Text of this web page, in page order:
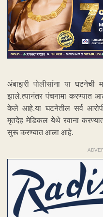
अंबाझरी पोलीसांना या घटनेची
झाले.त्यानंतर पंचनामा करण्यात
केले आहे.या घटनेतील सर्व
मृतदेह मेडिकल येथे रवाना
सुरू करण्यात आला आहे.